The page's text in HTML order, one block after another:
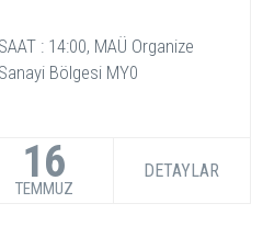
: 14:00, MAÜ Organize
Bölgesi MY0
16
TEMMUZ
DETAYLAR